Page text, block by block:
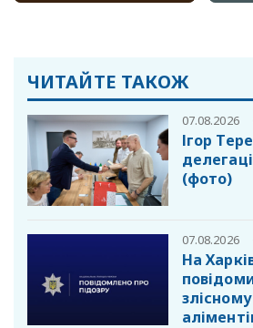
ЧИТАЙТЕ ТАКОЖ
07.08.2026
Ігор
(фото)
07.08.2026
На